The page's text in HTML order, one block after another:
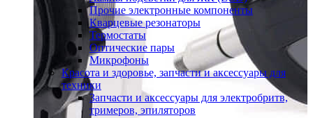
Прочие электронные компоненты
Кварцевые резонаторы
Термостаты
Оптические пары
Микрофоны
Красота и здоровье, запчасти и аксессуары для
техники
Запчасти и аксессуары для электробритв,
тримеров, эпиляторов